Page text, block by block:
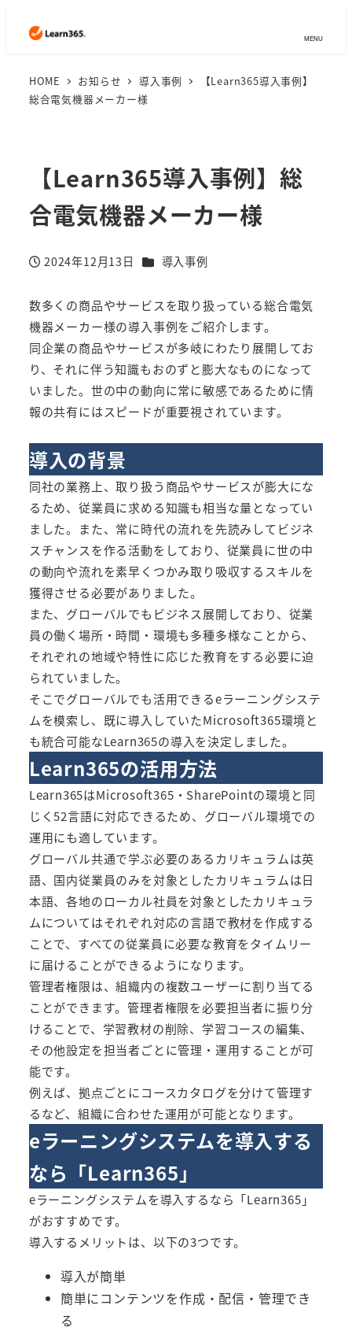
MENU
HOME お知らせ 導入事例
【Learn365導入事例】
総合電気機器メーカー様
【Learn365導入事例】総
合電気機器メーカー様
投稿日
2024年12月13日 カテゴリー
導入事例
数多くの商品やサービスを取り扱っている総合電気
機器メーカー様の導入事例をご紹介します。
同企業の商品やサービスが多岐にわたり展開してお
り、それに伴う知識もおのずと膨大なものになって
いました。世の中の動向に常に敏感であるために情
報の共有にはスピードが重要視されています。
導入の背景
同社の業務上、取り扱う商品やサービスが膨大にな
るため、従業員に求める知識も相当な量となってい
ました。また、常に時代の流れを先読みしてビジネ
スチャンスを作る活動をしており、従業員に世の中
の動向や流れを素早くつかみ取り吸収するスキルを
獲得させる必要がありました。​
また、グローバルでもビジネス展開しており、従業
員の働く場所・時間・環境も多種多様なことから、
それぞれの地域や特性に応じた教育をする必要に迫
られていました。​
そこでグローバルでも活用できるeラーニングシステ
ムを模索し、既に導入していたMicrosoft365環境と
も統合可能なLearn365の導入を決定しました。
Learn365の活用方法
Learn365はMicrosoft365・SharePointの環境と同
じく52言語に対応できるため、グローバル環境での
運用にも適しています。​
グローバル共通で学ぶ必要のあるカリキュラムは英
語、国内従業員のみを対象としたカリキュラムは日
本語、各地のローカル社員を対象としたカリキュラ
ムについてはそれぞれ対応の言語で教材を作成する
ことで、すべての従業員に必要な教育をタイムリー
に届けることができるようになります。​
管理者権限は、組織内の複数ユーザーに割り当てる
ことができます。​​管理者権限を必要担当者に振り分
けることで、学習教材の削除、学習コースの編集、
その他設定を担当者ごとに管理・運用することが可
能です。​
例えば、拠点ごとにコースカタログを分けて管理す
るなど、組織に合わせた運用が可能となります。​
eラーニングシステムを導入する
なら「Learn365」
eラーニングシステムを導入するなら「Learn365」
がおすすめです。
導入するメリットは、以下の3つです。
導入が簡単
簡単にコンテンツを作成・配信・管理でき
る